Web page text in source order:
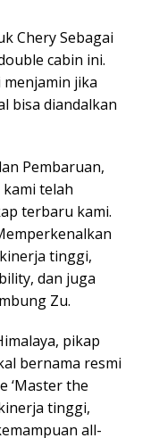
Chery Sebagai
cabin ini.
jika
bisa diandalkan
Pembaruan,
telah
terbaru kami.
tinggi,
dan juga
Zu.
pikap
bernama resmi
‘Master the
tinggi,
all-